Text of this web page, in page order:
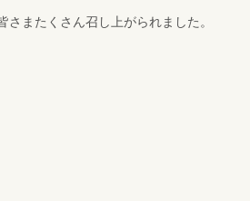
またくさん召し上がられました。